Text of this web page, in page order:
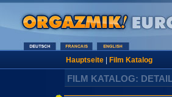
Hauptseite| Film Katalog
FILM KATALOG: